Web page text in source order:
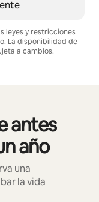
leyes y restricciones
La disponibilidad de
a cambios.
antes
año
una
la vida